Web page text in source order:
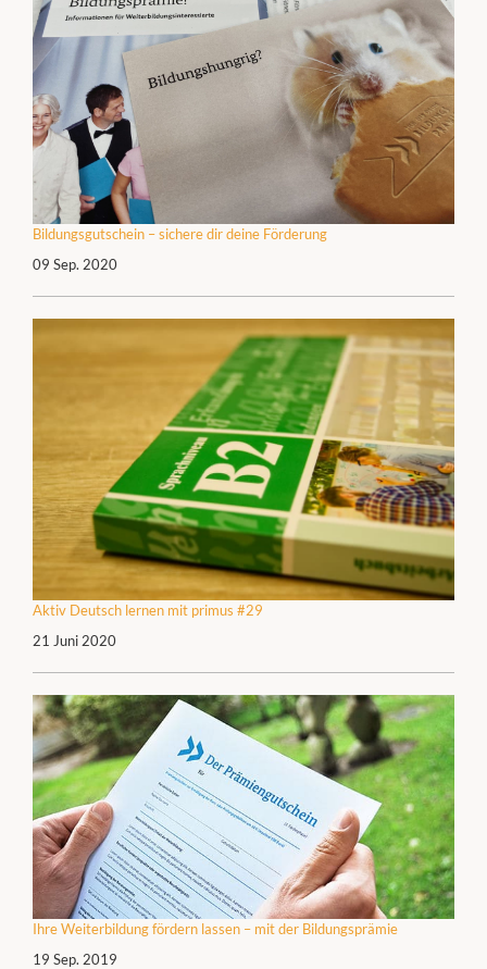
Bildungsgutschein – sichere dir deine Förderung
09 Sep. 2020
Aktiv Deutsch lernen mit primus #29
21 Juni 2020
Ihre Weiterbildung fördern lassen – mit der Bildungsprämie
19 Sep. 2019